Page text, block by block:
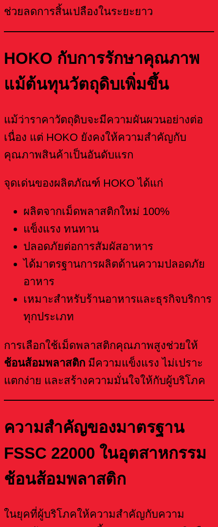
ช่วยลดการสิ้นเปลืองในระยะยาว
HOKO กับการรักษาคุณภาพ
แม้ต้นทุนวัตถุดิบเพิ่มขึ้น
แม้ว่าราคาวัตถุดิบจะมีความผันผวนอย่างต่อ
เนื่อง แต่ HOKO ยังคงให้ความสำคัญกับ
คุณภาพสินค้าเป็นอันดับแรก
จุดเด่นของผลิตภัณฑ์ HOKO ได้แก่
ผลิตจากเม็ดพลาสติกใหม่ 100%
แข็งแรง ทนทาน
ปลอดภัยต่อการสัมผัสอาหาร
ได้มาตรฐานการผลิตด้านความปลอดภัย
อาหาร
เหมาะสำหรับร้านอาหารและธุรกิจบริการ
ทุกประเภท
การเลือกใช้เม็ดพลาสติกคุณภาพสูงช่วยให้
ช้อนส้อมพลาสติก มีความแข็งแรง ไม่เปราะ
แตกง่าย และสร้างความมั่นใจให้กับผู้บริโภค
ความสำคัญของมาตรฐาน
FSSC 22000 ในอุตสาหกรรม
ช้อนส้อมพลาสติก
ในยุคที่ผู้บริโภคให้ความสำคัญกับความ